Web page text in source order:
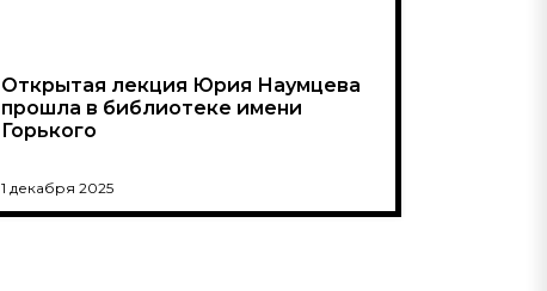
Открытая лекция Юрия Наумцева
прошла в библиотеке имени
Горького
1 декабря 2025